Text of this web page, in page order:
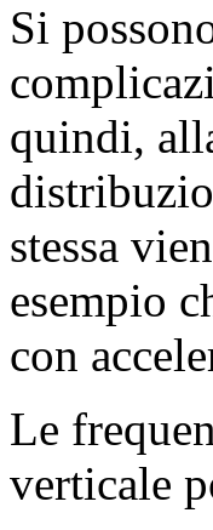
Si
quindi,
stessa
esempio
con
Le
verticale